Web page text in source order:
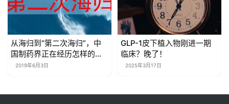
从海归到“第二次海归”，中
国制药界正在经历怎样的一
个轮回？
2019年6月3日
GLP-1皮下植入物刚进一期
临床？晚了！
2025年3月17日